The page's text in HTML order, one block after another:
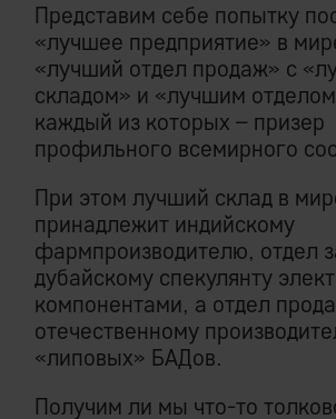
Представим себе попытку
«лучшее предприятие» в
«лучший отдел продаж» с
складом» и «лучшим
каждый из которых – призер
профильного всемирного
При этом лучший склад в
принадлежит индийскому
фармпроизводителю, отдел
дубайскому спекулянту
компонентами, а отдел
отечественному
«липовых» БАДов.
Получим ли мы что-то